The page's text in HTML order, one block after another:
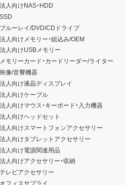
法人向けNAS・HDD
SSD
ブルーレイ/DVD/CDドライブ
法人向けメモリー・組込み/OEM
法人向けUSBメモリー
メモリーカード・カードリーダー/ライター
映像/音響機器
法人向け液晶ディスプレイ
法人向けケーブル
法人向けマウス・キーボード・入力機器
法人向けヘッドセット
法人向けスマートフォンアクセサリー
法人向けタブレットアクセサリー
法人向け電源関連用品
法人向けアクセサリー・収納
テレビアクセサリー
オフィスサプライ